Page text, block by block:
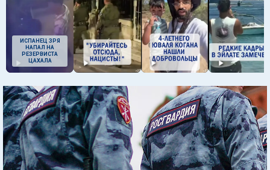
ИСПАНЕЦ ЗРЯ
НАПАЛ НА
РЕЗЕРВИСТА
ЦАХАЛА